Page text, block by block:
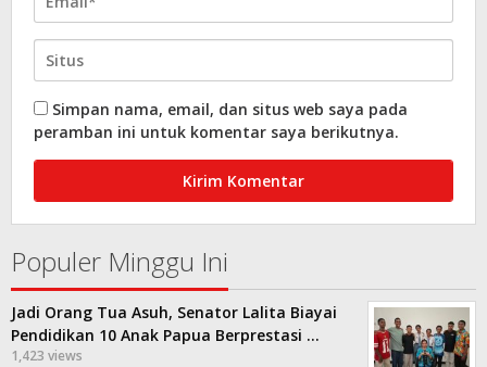
Simpan nama, email, dan situs web saya pada
peramban ini untuk komentar saya berikutnya.
Populer Minggu Ini
Jadi Orang Tua Asuh, Senator Lalita Biayai
Pendidikan 10 Anak Papua Berprestasi …
1,423 views